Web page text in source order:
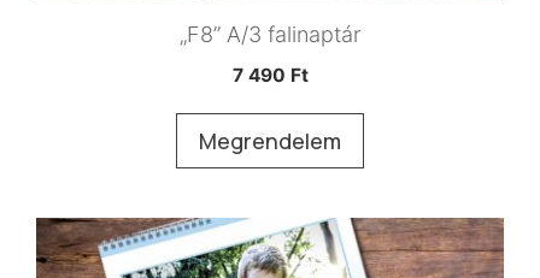
„F8” A/3 falinaptár
7 490 Ft
Megrendelem